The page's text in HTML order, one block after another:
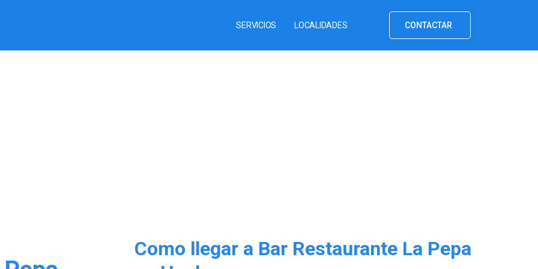
SERVICIOS LOCALIDADES CONTACTAR
Como llegar a Bar Restaurante La Pepa